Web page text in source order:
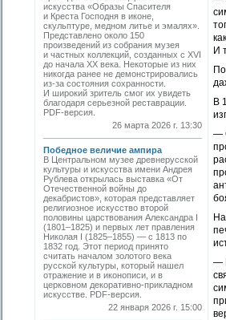
искусства «Образы Спасителя
и Креста Господня в иконе,
скульптуре, медном литье и эмалях».
Представлено около 150
произведений из собрания музея
и частных коллекций, созданных с XVI
до начала XX века. Некоторые из них
никогда ранее не демонстрировались
из-за состояния сохранности.
И широкий зритель смог их увидеть
благодаря серьезной реставрации.
PDF-версия.
26 марта 2026 г. 13:30
Победное величие ампира
В Центральном музее древнерусской
культуры и искусства имени Андрея
Рублева открылась выставка «От
Отечественной войны до
декабристов», которая представляет
религиозное искусство второй
половины царствования Александра I
(1801–1825) и первых лет правления
Николая I (1825–1855) — с 1813 по
1832 год. Этот период принято
считать началом золотого века
русской культуры, который нашел
отражение и в иконописи, и в
церковном декоративно-прикладном
искусстве. PDF-версия.
22 января 2026 г. 15:00
И
В
—
—